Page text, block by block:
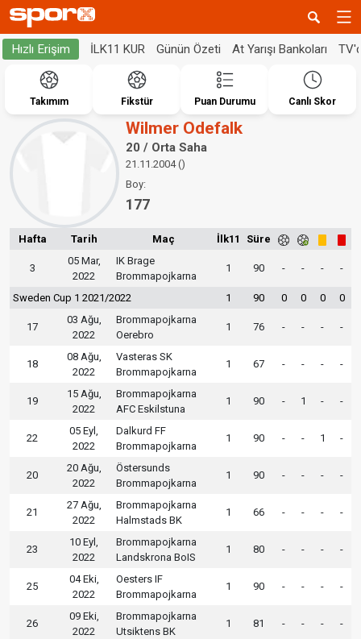
Hızlı Erişim İLK11 KUR Günün Özeti At Yarışı Bankoları
Takımım Fikstür Puan Durumu Canlı Skor
Wilmer Odefalk
20 / Orta Saha
21.11.2004 ()
Boy:
177
Hafta Tarih Maç İlk11 Süre
3
05 Mar,
2022
IK Brage
Brommapojkarna
1 90 - - - -
Sweden Cup 1 2021/2022 1 90 0 0 0 0
17
03 Ağu,
2022
Brommapojkarna
Oerebro
1 76 - - - -
18
08 Ağu,
2022
Vasteras SK
Brommapojkarna
1 67 - - - -
19
15 Ağu,
2022
Brommapojkarna
AFC Eskilstuna
1 90 - 1 - -
22
05 Eyl,
2022
Dalkurd FF
Brommapojkarna
1 90 - - 1 -
20
20 Ağu,
2022
Östersunds
Brommapojkarna
1 90 - - - -
21
27 Ağu,
2022
Brommapojkarna
Halmstads BK
1 66 - - - -
23
10 Eyl,
2022
Brommapojkarna
Landskrona BoIS
1 80 - - - -
25
04 Eki,
2022
Oesters IF
Brommapojkarna
1 90 - - - -
26
09 Eki,
2022
Brommapojkarna
Utsiktens BK
1 81 - - - -